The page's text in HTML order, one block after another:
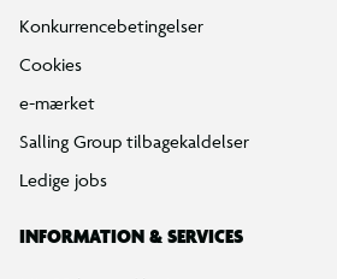
Konkurrencebetingelser
Cookies
e-mærket
Salling Group tilbagekaldelser
Ledige jobs
INFORMATION & SERVICES